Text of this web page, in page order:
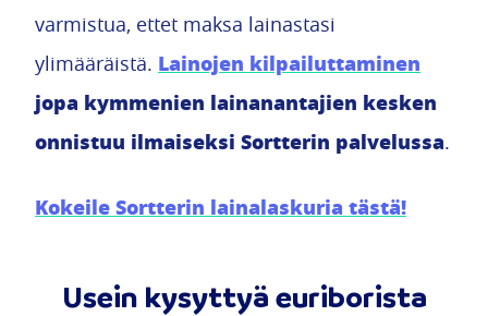
varmistua, ettet maksa lainastasi
ylimääräistä. Lainojen kilpailuttaminen
jopa kymmenien lainanantajien kesken
onnistuu ilmaiseksi Sortterin palvelussa.
Kokeile Sortterin lainalaskuria tästä!
Usein kysyttyä euriborista